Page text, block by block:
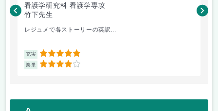
看護学研究科 看護学専攻
竹下先生
レジュメで各ストーリーの英訳...
充実 5
楽単 4
大